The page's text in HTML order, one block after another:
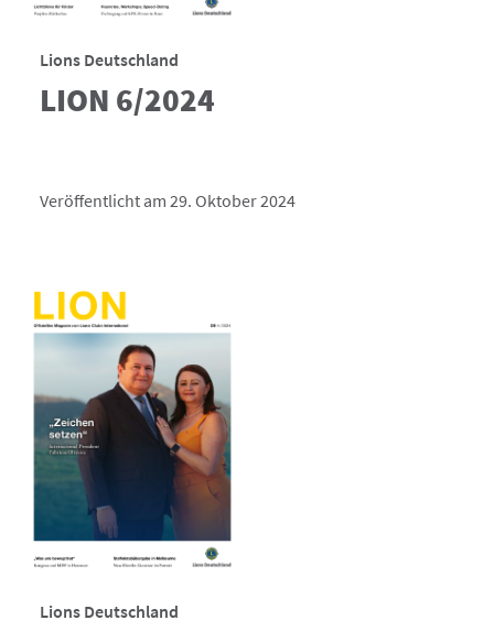
Lions Deutschland
LION 6/2024
Veröffentlicht am 29. Oktober 2024
Lions Deutschland